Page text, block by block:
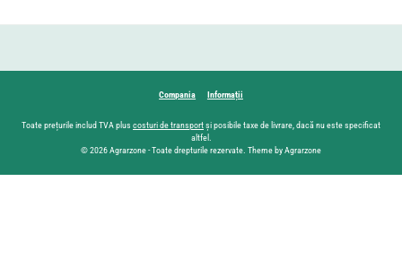
Compania Informații
Toate prețurile includ TVA plus costuri de transportși posibile taxe de livrare, dacă nu este specificat
altfel.
© 2026 Agrarzone - Toate drepturile rezervate. Theme by Agrarzone